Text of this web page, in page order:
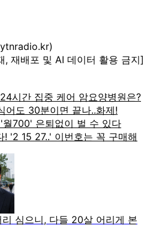
재배포 및 AI 데이터 활용 금지]